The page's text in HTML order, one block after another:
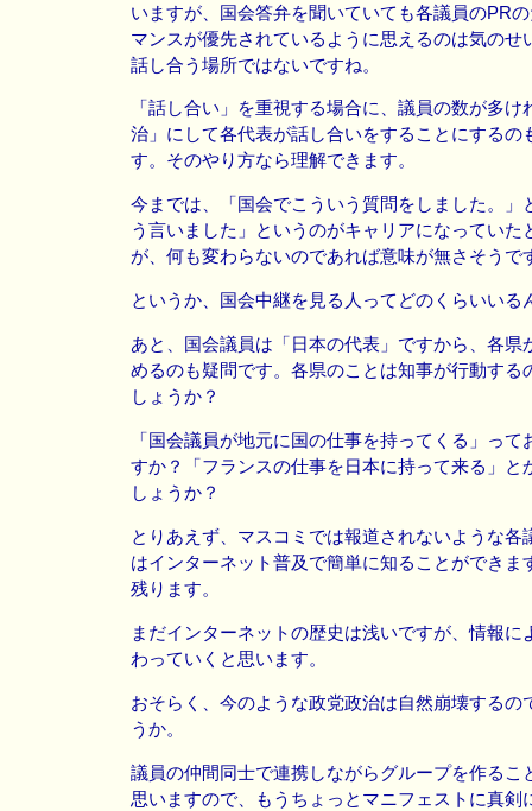
いますが、国会答弁を聞いていても各議員のPR
マンスが優先されているように思えるのは気のせ
話し合う場所ではないですね。
「話し合い」を重視する場合に、議員の数が多け
治」にして各代表が話し合いをすることにするの
す。そのやり方なら理解できます。
今までは、「国会でこういう質問をしました。」
う言いました」というのがキャリアになっていた
が、何も変わらないのであれば意味が無さそうで
というか、国会中継を見る人ってどのくらいいる
あと、国会議員は「日本の代表」ですから、各県
めるのも疑問です。各県のことは知事が行動する
しょうか？
「国会議員が地元に国の仕事を持ってくる」って
すか？「フランスの仕事を日本に持って来る」と
しょうか？
とりあえず、マスコミでは報道されないような各
はインターネット普及で簡単に知ることができま
残ります。
まだインターネットの歴史は浅いですが、情報に
わっていくと思います。
おそらく、今のような政党政治は自然崩壊するの
うか。
議員の仲間同士で連携しながらグループを作るこ
思いますので、もうちょっとマニフェストに真剣